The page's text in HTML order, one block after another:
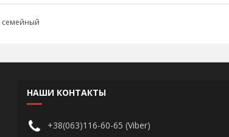
семейный
НАШИ КОНТАКТЫ
+38(063)116-60-65 (Viber)